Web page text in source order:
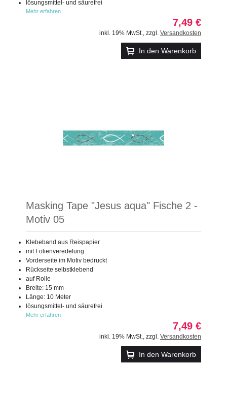
lösungsmittel- und säurefrei
Mehr erfahren
7,49 €
inkl. 19% MwSt. zzgl. Versandkosten
In den Warenkorb
Masking Tape "Jesus aqua" Fische 2 -
Motiv 05
Klebeband aus Reispapier
mit Folienveredelung
Vorderseite im Motiv bedruckt
Rückseite selbstklebend
auf Rolle
Breite: 15 mm
Länge: 10 Meter
lösungsmittel- und säurefrei
Mehr erfahren
7,49 €
inkl. 19% MwSt. zzgl. Versandkosten
In den Warenkorb